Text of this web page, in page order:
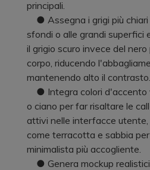
principali.
● Assegna i grigi più chiari
sfondi o alle grandi superfici
il grigio scuro invece del
corpo, riducendo
mantenendo alto il contrasto.
● Integra colori d'accento
o ciano per far risaltare le
attivi nelle interfacce utente,
come terracotta e sabbia
minimalista più accogliente.
● Genera mockup